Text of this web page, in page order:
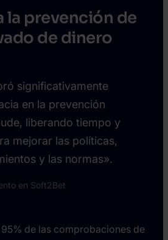
la prevención de
de dinero
significativamente
en la prevención
liberando tiempo y
mejorar las políticas,
y las normas».
en Soft2Bet
de las comprobaciones de